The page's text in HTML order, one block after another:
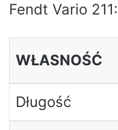
Fendt Vario 211:
WŁASNOŚĆ
Długość